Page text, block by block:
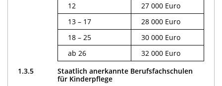
12
27 000 Euro
13 – 17
28 000 Euro
18 – 25
30 000 Euro
ab 26
32 000 Euro
1.3.5
Staatlich anerkannte Berufsfachschulen
für Kinderpflege